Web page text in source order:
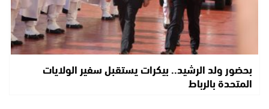
بحضور ولد الرشيد.. بيكرات يستقبل سفير الولايات
المتحدة بالرباط